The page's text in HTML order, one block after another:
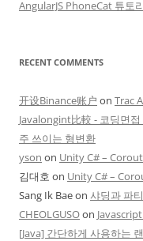
AngularJS PhoneCat 튜토
RECENT COMMENTS
开设Binance账户 on Trac
Javalongint比較 - 코딩면
주 쓰이는 형변환
yson on Unity C# –
김대호 on Unity C# –
Sang Ik Baeon 샤딩과 파
CHEOLGUSOon
[Java] 간단하게 사용하는